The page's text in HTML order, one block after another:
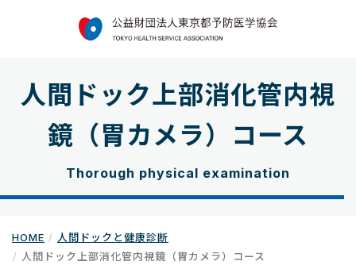
人間ドック上部消化管内視
鏡（胃カメラ）コース
Thorough physical examination
HOME
人間ドックと健康診断
人間ドック上部消化管内視鏡（胃カメラ）コース